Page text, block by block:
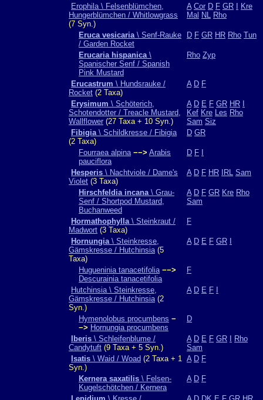
Erophila \ Felsenblümchen,
Hungerblümchen / Whitlowgrass
(7 Syn.)
A Cor D F GR
Kre
Mal NL Rho
Eruca vesicaria\ Senf-Rauke
/ Garden Rocket
D F GR HR Rho Tun
Erucaria hispanica\
Spanischer Senf / Spanish
Pink Mustard
Rho Zyp
Erucastrum \ Hundsrauke /
Rocket (2 Taxa)
A D F
Erysimum \ Schöterich,
Schotendotter / Treacle Mustard,
Wallflower (27 Taxa + 10 Syn.)
A D E F GR HR
Kef Kre Les Rho
Sam Siz
Fibigia\ Schildkresse / Fibigia
(2 Taxa)
D GR
Fourraea alpina −−> Arabis
pauciflora
D F
Hesperis \ Nachtviole / Dame's
Violet (3 Taxa)
A D F HR IRL Sam
Hirschfeldia incana\ Grau-
Senf / Shortpod Mustard,
Buchanweed
A D F GR Kre Rho
Sam
Hormathophylla\ Steinkraut /
Madwort (3 Taxa)
F
Hornungia\ Steinkresse,
Gämskresse / Hutchinsia(5
Taxa)
A D E F GR
Hugueninia tanacetifolia −−>
Descurainia tanacetifolia
F
Hutchinsia \ Steinkresse,
Gämskresse / Hutchinsia(2
Syn.)
A D E F
Hymenolobus procumbens −
−> Hornungia procumbens
D
Iberis \ Schleifenblume /
Candytuft (9 Taxa + 5 Syn.)
A D E F GR
Rho
Sam
Isatis \ Waid / Woad (2 Taxa + 1
Syn.)
A D F
Kernera saxatilis \ Felsen-
Kugelschötchen / Kernera
A D F